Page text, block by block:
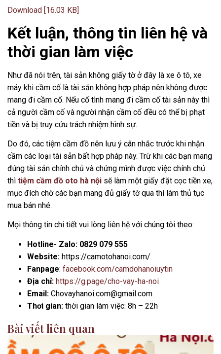
Download [16.03 KB]
Kết luận, thông tin liên hệ và
thời gian làm việc
Như đã nói trên, tài sản không giấy tờ ở đây là xe ô tô, xe
máy khi cầm cố là tài sản không hợp pháp nên không được
mang đi cầm cố. Nếu cố tình mang đi cầm cố tài sản này thì
cả người cầm cố và người nhận cầm cố đều có thể bị phạt
tiền và bị truy cứu trách nhiệm hình sự.
Do đó, các tiệm cầm đồ nên lưu ý cân nhắc trước khi nhận
cầm các loại tài sản bất hợp pháp này. Trừ khi các bạn mang
đúng tài sản chính chủ và chứng mình được việc chính chủ
thì tiệm cầm đồ oto hà nội sẽ làm một giấy đặt cọc tiền xe,
mục đích chờ các bạn mang đủ giấy tờ qua thì làm thủ tục
mua bán nhé.
Mọi thông tin chi tiết vui lòng liên hệ với chúng tôi theo:
Hotline- Zalo: 0829 079 555
Website: https://camotohanoi.com/
Fanpage: facebook.com/camdohanoiuytin
Địa chỉ: https://g.page/cho-vay-ha-noi
Email: Chovayhanoi.com@gmail.com
Thơi gian: thời gian làm việc: 8h – 22h
Bài viết liên quan